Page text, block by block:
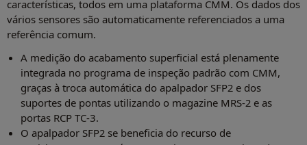
características, todos em uma plataforma CMM. Os dados dos
vários sensores são automaticamente referenciados a uma
referência comum.
A medição do acabamento superficial está plenamente
integrada no programa de inspeção padrão com CMM,
graças à troca automática do apalpador SFP2 e dos
suportes de pontas utilizando o magazine MRS-2 e as
portas RCP TC-3.
O apalpador SFP2 se beneficia do recurso de